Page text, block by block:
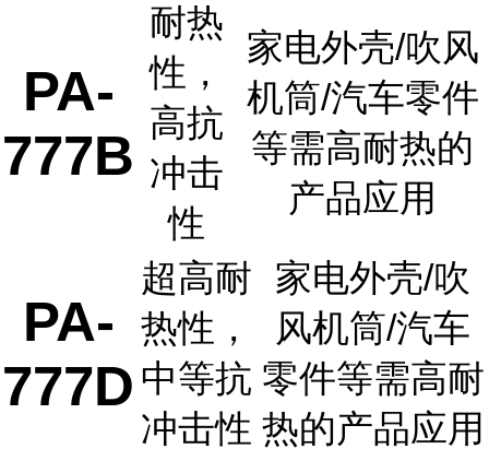
PA-
777B
耐热
性，
高抗
冲击
性
家电外壳/吹风
机筒/汽车零件
等需高耐热的
产品应用
PA-
777D
超高耐
热性，
中等抗
冲击性
家电外壳/吹
风机筒/汽车
零件等需高耐
热的产品应用